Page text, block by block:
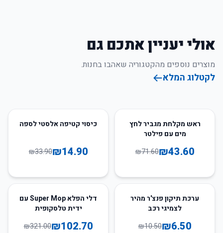
אולי יעניין אתכם גם
מוצרים נוספים מהקטגוריה שאהבו בחנות.
לקטלוג המלא
39
ראש מקלחת מגביר לחץ
מים עם פילטר
₪43.60
₪71.60
56%כיסוי קטיפה אלסטי לספה
₪14.90
₪33.90
38
ערכת תיקון פנצ'ר מהיר
לצמיגי רכב
₪6.50
₪10.50
68%
דלי הפלא Super Mop עם
ידית טלסקופית
₪102.70
₪321.00